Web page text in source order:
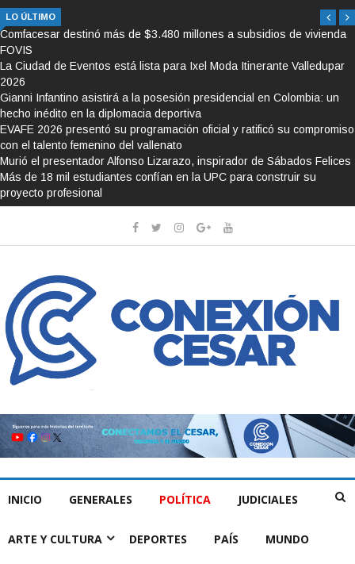
LO ÚLTIMO
Comfacesar destinó más de $3.480 millones a subsidios de vivienda
FOVIS
La Ciudad de Eventos está lista para Ixel Moda Itinerante Valledupar
2026
Gianni Infantino asistirá a la posesión presidencial en Colombia: un
hecho inédito en la diplomacia deportiva
EVAFE 2026 presentó su programación oficial y ratificó su compromiso
con el talento femenino del vallenato
Murió el presentador Alfonso Lizarazo, inspirador de Sábados Felices
Más de 18 mil estudiantes confían en la UPC para construir su
proyecto profesional
INICIO GENERALES POLÍTICA JUDICIALES
ARTE Y CULTURA DEPORTES PAÍS MUNDO